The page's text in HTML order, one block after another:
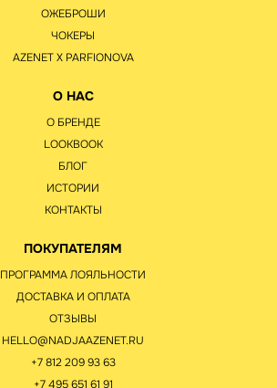
ОЖЕБРОШИ
ЧОКЕРЫ
AZENET Х PARFIONOVA
О НАС
О БРЕНДЕ
LOOKBOOK
БЛОГ
ИСТОРИИ
КОНТАКТЫ
ПОКУПАТЕЛЯМ
ПРОГРАММА ЛОЯЛЬНОСТИ
ДОСТАВКА И ОПЛАТА
ОТЗЫВЫ
HELLO@NADJAAZENET.RU
+7 812 209 93 63
+7 495 651 61 91